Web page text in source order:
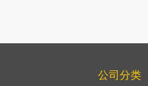
公司分类